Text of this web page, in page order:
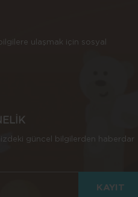
ulaşmak için sosyal
güncel bilgilerden haberdar